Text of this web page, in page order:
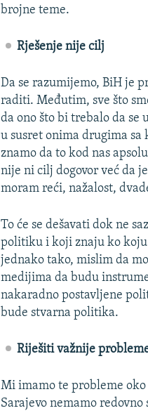
brojne teme.
Rješenje nije cilj
Da se razumijemo, BiH je
raditi. Međutim, sve što
da ono što bi trebalo da se
u susret onima drugima sa
znamo da to kod nas
nije ni cilj dogovor već da
moram reći, nažalost,
To će se dešavati dok ne
politiku i koji znaju ko koju
jednako tako, mislim da
medijima da budu
nakaradno postavljene
bude stvarna politika.
Riješiti važnije
Mi imamo te probleme
Sarajevo nemamo